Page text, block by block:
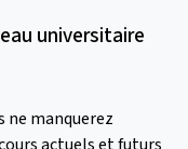
universitaire
ne manquerez